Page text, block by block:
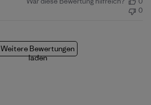
0
Weitere Bewertungen
laden